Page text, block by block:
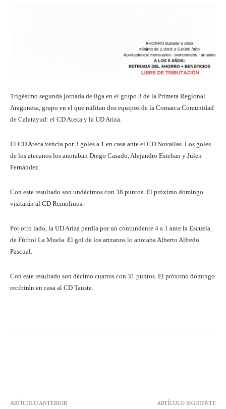
Trigésimo segunda jornada de liga en el grupo 3 de la Primera Regional
Aragonesa, grupo en el que militan dos equipos de la Comarca Comunidad
de Calatayud: el CD Ateca y la UD Ariza.
El CD Ateca vencía por 3 goles a 1 en casa ante el CD Novallas. Los goles
de los atecanos los anotaban Diego Casado, Alejandro Esteban y Julen
Fernández.
Con este resultado son undécimos con 38 puntos. El próximo domingo
visitarán al CD Remolinos.
Por otro lado, la UD Ariza perdía por un contundente 4 a 1 ante la Escuela
de Fútbol La Muela. El gol de los arizanos lo anotaba Alberto Alfredo
Pascual.
Con este resultado son décimo cuartos con 31 puntos. El próximo domingo
recibirán en casa al CD Tauste.
ARTÍCULO ANTERIOR ARTÍCULO SIGUIENTE